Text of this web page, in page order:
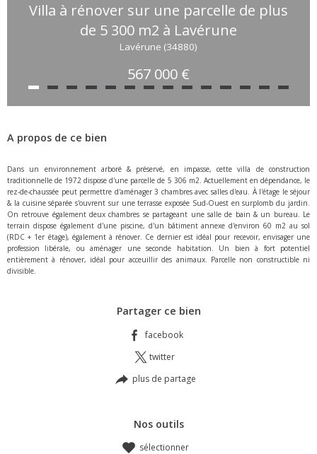
Villa à rénover sur une parcelle de plus
de 5 300 m2 à Lavérune
Lavérune (34880)
567 000 €
A propos de ce bien
Dans un environnement arboré & préservé, en impasse, cette villa de construction
traditionnelle de 1972 dispose d'une parcelle de 5 306 m2. Actuellement en dépendance, le
rez-de-chaussée peut permettre d'aménager 3 chambres avec salles d'eau. À l'étage le séjour
& la cuisine séparée s'ouvrent sur une terrasse exposée Sud-Ouest en surplomb du jardin.
On retrouve également deux chambres se partageant une salle de bain & un bureau. Le
terrain dispose également d'une piscine, d'un bâtiment annexe d'environ 60 m2 au sol
(RDC + 1er étage), également à rénover. Ce dernier est idéal pour recevoir, envisager une
profession libérale, ou aménager une seconde habitation. Un bien à fort potentiel
entièrement à rénover, idéal pour acceuillir des animaux. Parcelle non constructible ni
divisible.
Partager ce bien
facebook
twitter
plus de partage
Nos outils
sélectionner